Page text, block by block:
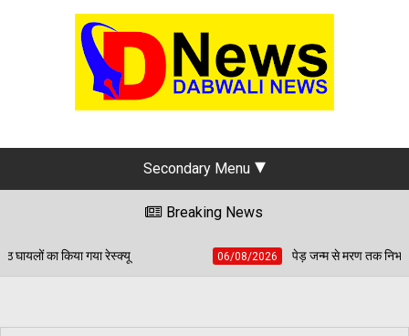
ABOUT US
INSTAGRAM
Secondary Menu
Breaking News
06/08/2026 पेड़ जन्म से मरण तक निभाते हैं साथ, बच्चों की प्रतिभा